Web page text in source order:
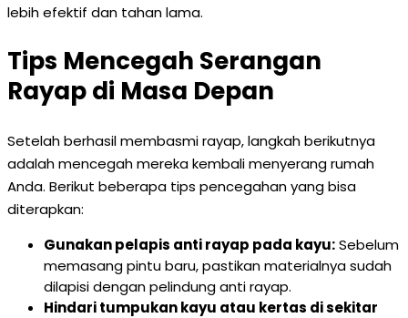
lebih efektif dan tahan lama.
Tips Mencegah Serangan
Rayap di Masa Depan
Setelah berhasil membasmi rayap, langkah berikutnya
adalah mencegah mereka kembali menyerang rumah
Anda. Berikut beberapa tips pencegahan yang bisa
diterapkan:
Gunakan pelapis anti rayap pada kayu:Sebelum
memasang pintu baru, pastikan materialnya sudah
dilapisi dengan pelindung anti rayap.
Hindari tumpukan kayu atau kertas di sekitar